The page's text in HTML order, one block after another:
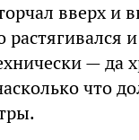
вверх и
— да
что